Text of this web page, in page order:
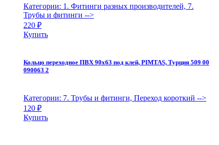
Категории: 1. Фитинги разных производителей, 7.
Трубы и фитинги -->
220 ₽
Купить
Кольцо переходное ПВХ 90х63 под клей, PIMTAS, Турция 509 00
090063 2
Категории: 7. Трубы и фитинги, Переход короткий -->
120 ₽
Купить